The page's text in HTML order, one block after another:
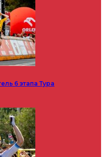
6 этапа Тура